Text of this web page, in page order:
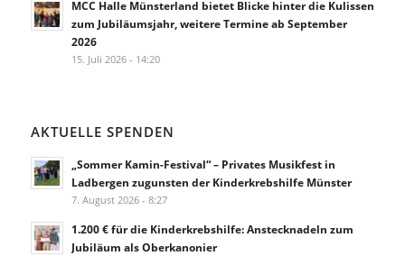
MCC Halle Münsterland bietet Blicke hinter die Kulissen
zum Jubiläumsjahr, weitere Termine ab September
2026
15. Juli 2026 - 14:20
AKTUELLE SPENDEN
„Sommer Kamin-Festival“ – Privates Musikfest in
Ladbergen zugunsten der Kinderkrebshilfe Münster
7. August 2026 - 8:27
1.200 € für die Kinderkrebshilfe: Anstecknadeln zum
Jubiläum als Oberkanonier